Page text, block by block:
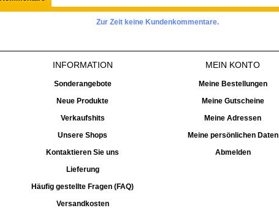
Zur Zeit keine Kundenkommentare.
INFORMATION
Sonderangebote
Neue Produkte
Verkaufshits
Unsere Shops
Kontaktieren Sie uns
Lieferung
Häufig gestellte Fragen (FAQ)
Versandkosten
MEIN KONTO
Meine Bestellungen
Meine Gutscheine
Meine Adressen
Meine persönlichen Daten
Abmelden